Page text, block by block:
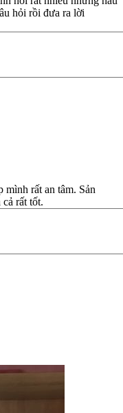
hỏi rồi đưa ra lời
mình rất an tâm. Sản
rất tốt.